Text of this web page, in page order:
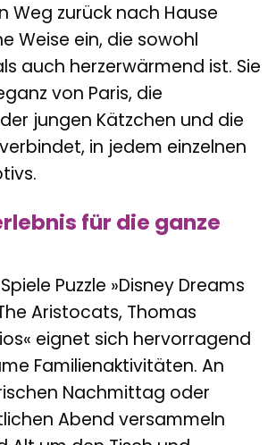
Weg zurück nach Hause
Weise ein, die sowohl
auch herzerwärmend ist. Sie
von Paris, die
jungen Kätzchen und die
in jedem einzelnen
für die ganze
Puzzle »Disney Dreams
Aristocats, Thomas
eignet sich hervorragend
Familienaktivitäten. An
Nachmittag oder
Abend versammeln